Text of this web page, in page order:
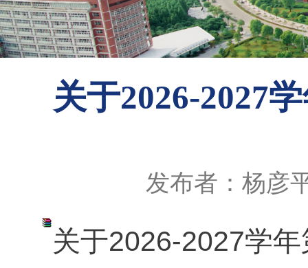
关于2026-2027
发布者：杨彦
关于2026-2027学